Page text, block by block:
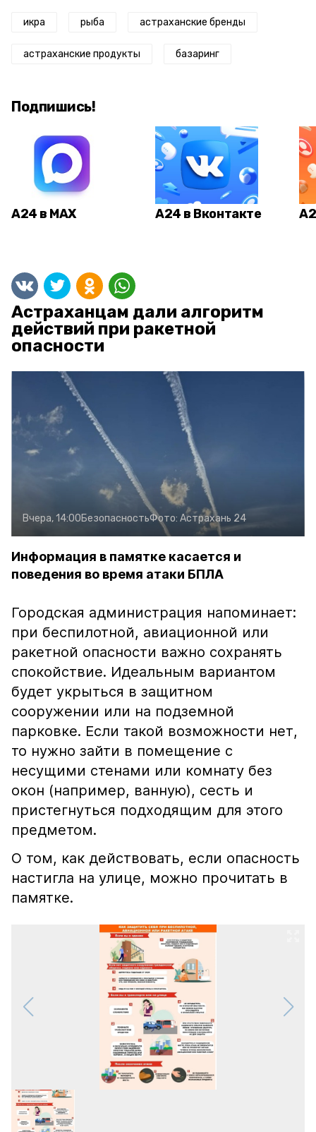
икра рыба астраханские бренды
астраханские продукты базаринг
Подпишись!
А24 в MAX А24 в Вконтакте
Астраханцам дали алгоритм
действий при ракетной
опасности
Вчера, 14:00БезопасностьФото: Астрахань 24
Информация в памятке касается и
поведения во время атаки БПЛА
Городская администрация напоминает:
при беспилотной, авиационной или
ракетной опасности важно сохранять
спокойствие. Идеальным вариантом
будет укрыться в защитном
сооружении или на подземной
парковке. Если такой возможности нет,
то нужно зайти в помещение с
несущими стенами или комнату без
окон (например, ванную), сесть и
пристегнуться подходящим для этого
предметом.
О том, как действовать, если опасность
настигла на улице, можно прочитать в
памятке.